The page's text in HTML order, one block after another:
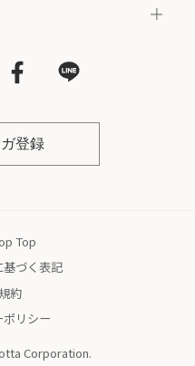
登録
Top
づく表記
約
リシー
Corporation.